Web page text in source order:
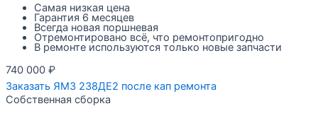
Самая низкая цена
Гарантия 6 месяцев
Всегда новая поршневая
Отремонтировано всё, что ремонтопригодно
В ремонте используются только новые запчасти
740 000 ₽
Заказать ЯМЗ 238ДЕ2 после кап ремонта
Собственная сборка